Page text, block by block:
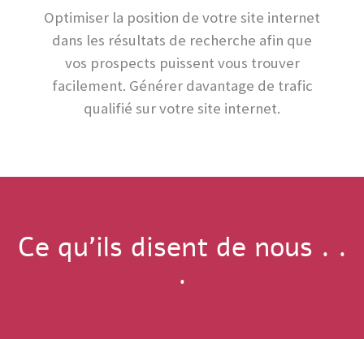
Optimiser la position de votre site internet
dans les résultats de recherche afin que
vos prospects puissent vous trouver
facilement. Générer davantage de trafic
qualifié sur votre site internet.
Ce qu'ils disent de nous . .
.